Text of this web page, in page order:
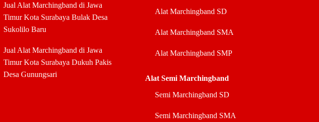
Jual Alat Marchingband di Jawa
Timur Kota Surabaya Bulak Desa
Sukolilo Baru
Jual Alat Marchingband di Jawa
Timur Kota Surabaya Dukuh Pakis
Desa Gunungsari
Alat Marchingband SD
Alat Marchingband SMA
Alat Marchingband SMP
Alat Semi Marchingband
Semi Marchingband SD
Semi Marchingband SMA